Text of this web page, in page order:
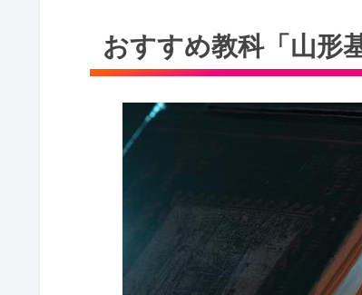
おすすめ教科「山形